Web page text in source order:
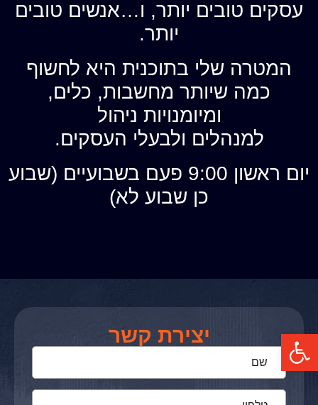
פתח סרגל נגישות
עסקים טובים יותר, ו…אנשים טובים
יותר.
המטרה שלי בתוכנית היא לחשוף
כמה שיותר מחשבות, כלים,
ומיומנויות ניהול
למנהלים ולבעלי העסקים.
יום ראשון 9:00 פעם בשבועיים (שבוע
כן שבוע לא)
יצירת קשר